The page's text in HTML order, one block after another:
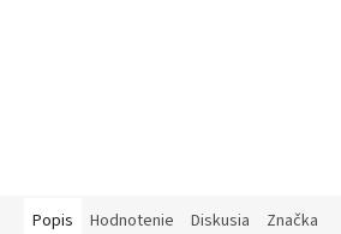
Popis Hodnotenie Diskusia Značka